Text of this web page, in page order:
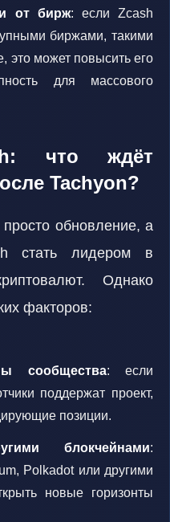
от бирж: если Zcash
биржами, такими
это может повысить его
для массового
что ждёт
Tachyon?
обновление, а
стать лидером в
Однако
факторов:
сообщества: если
поддержат проект,
позиции.
блокчейнами:
Polkadot или другими
новые горизонты